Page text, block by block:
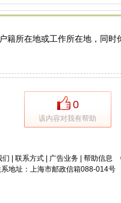
籍所在地或工作所在地，同
0
该内容对我有帮助
们 联系方式 广告业务 帮助信息
系地址：上海市邮政信箱088-014